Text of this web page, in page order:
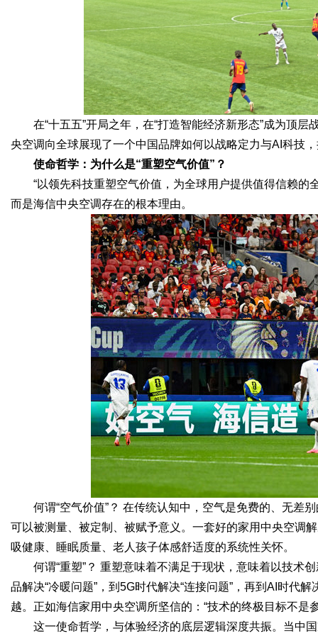
d
在“十五五”开局之年，在“打造智能经济新形态”成为顶
央空调向全球展现了一个中国品牌如何以战略定力与AI科技
使命哲学：为什么是“重塑空气价值”？
“以领先科技重塑空气价值，为全球用户提供值得信赖
而是海信中央空调存在的根本理由。
何谓“空气价值”？ 在传统认知中，空气是免费的、无差
可以被测量、被定制、被赋予意义。一套好的家用中央空调
吸健康、睡眠质量、老人孩子体感舒适度的系统性关怀。
何谓“重塑”？ 重塑意味着不满足于现状，意味着以技术
品解决“冷暖问题”，到5G时代解决“连接问题”，再到AI时代
越。正如海信家用中央空调所坚信的：“技术的终极目标不是
这一使命哲学，与体验经济的底层逻辑深度共振。当中